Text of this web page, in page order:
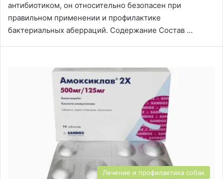
антибиотиком, он относительно безопасен при
правильном применении и профилактике
бактериальных аберраций. Содержание Состав …
Лечение и профилактика собак